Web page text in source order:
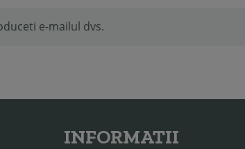
INFORMATII